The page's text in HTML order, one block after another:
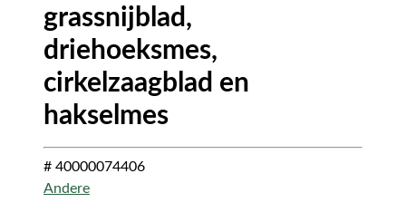
grassnijblad,
driehoeksmes,
cirkelzaagblad en
hakselmes
# 40000074406
Andere